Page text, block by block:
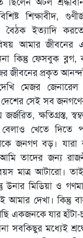
শিক্ষাবীদ,
বৈঠক ইত্যাদি
আমার
কিন্তু ফেসবুক ব্লগ,
জীবনের প্রকৃত
মেজর
সেই সব
জর্জরিত, ক্ষতিগ্রস্ত,
বেলাও খেতে দিতে
জনগণ বড়। যারা
তাদের জন্য
মাত্র আটারো।
উনার মিডিয়া ও
আমার দেখা। কিন্তু
একজনকে যার হাঁটা-
সবকিছুর মধ্যেই